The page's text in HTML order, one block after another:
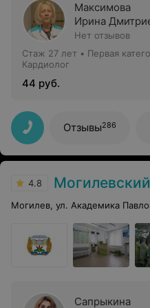
Максимова
Ирина
Нет отзывов
Стаж 27 лет • Первая
Кардиолог
44 руб.
Отзывы286
4.8 Могилевский
Могилев, ул. Академика
Сапрыкина